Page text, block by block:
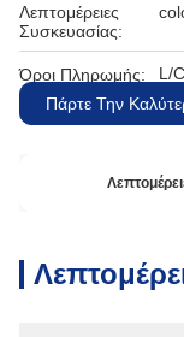
Λεπτομέρειες
Συσκευασίας:
Όροι Πληρωμής:
L/
Πάρτε Την